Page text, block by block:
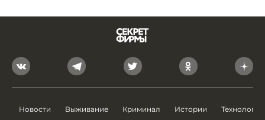
Новости Выживание Криминал Истории Технологии